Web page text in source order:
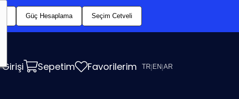
Güç Hesaplama Seçim Cetveli
Sepetim Favorilerim TR|EN|AR